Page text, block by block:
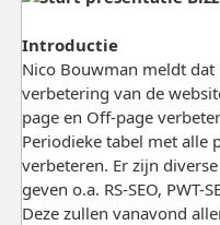
Introductie
Nico Bouwman meldt dat
verbetering van de
page en Off-page
Periodieke tabel met alle
verbeteren. Er zijn
geven o.a. RS-SEO, PWT-
Deze zullen vanavond